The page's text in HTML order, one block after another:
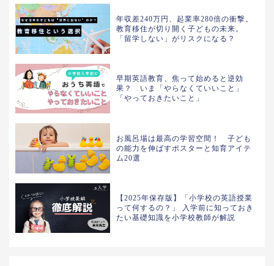
年収差240万円、起業率280倍の衝撃。
教育移住が切り開く子どもの未来。
「留学しない」がリスクになる？
早期英語教育、焦って始めると逆効
果？ いま「やらなくていいこと」
「やっておきたいこと」
お風呂場は最高の学習空間！ 子ども
の能力を伸ばすポスターと知育アイテ
ム20選
【2025年保存版】「小学校の英語授業
って何するの？」 入学前に知っておき
たい基礎知識を小学校教師が解説